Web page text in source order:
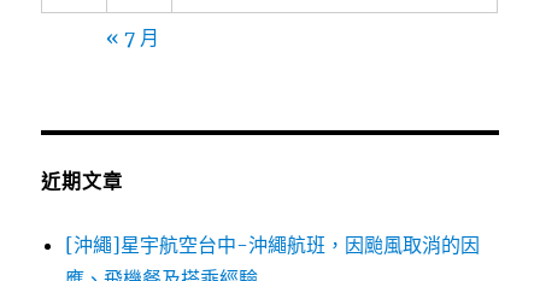
« 7 月
近期文章
[沖繩]星宇航空台中-沖繩航班，因颱風取消的因